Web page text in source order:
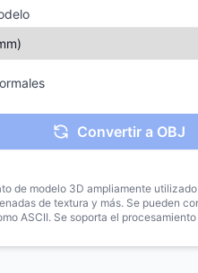
Convertir a OBJ
de modelo 3D ampliamente
de textura y más. Se pueden
ASCII. Se soporta el